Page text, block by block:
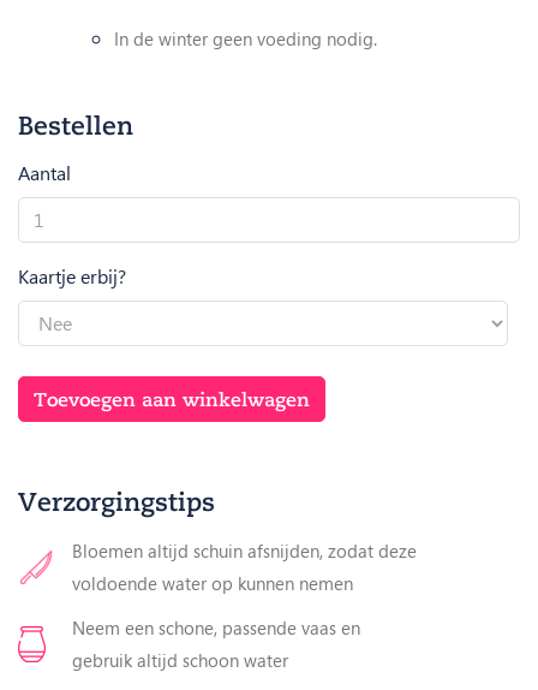
In de winter geen voeding nodig.
Bestellen
Aantal
Rhipsalis
Easy
Sweet
potmaat
aantal
Kaartje erbij?
Toevoegen aan winkelwagen
Verzorgingstips
Bloemen altijd schuin afsnijden, zodat deze
voldoende water op kunnen nemen
Neem een schone, passende vaas en
gebruik altijd schoon water